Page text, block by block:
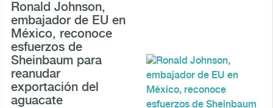
Ronald Johnson,
embajador de EU en
México, reconoce
esfuerzos de
Sheinbaum para
reanudar
exportación del
aguacate